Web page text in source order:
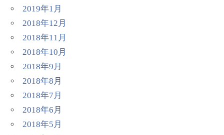
2019年1月
2018年12月
2018年11月
2018年10月
2018年9月
2018年8月
2018年7月
2018年6月
2018年5月